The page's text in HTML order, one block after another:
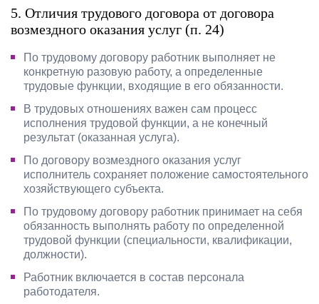
5. Отличия трудового договора от договора
возмездного оказания услуг (п. 24)
По трудовому договору работник выполняет не
конкретную разовую работу, а определенные
трудовые функции, входящие в его обязанности.
В трудовых отношениях важен сам процесс
исполнения трудовой функции, а не конечный
результат (оказанная услуга).
По договору возмездного оказания услуг
исполнитель сохраняет положение самостоятельного
хозяйствующего субъекта.
По трудовому договору работник принимает на себя
обязанность выполнять работу по определенной
трудовой функции (специальности, квалификации,
должности).
Работник включается в состав персонала
работодателя.